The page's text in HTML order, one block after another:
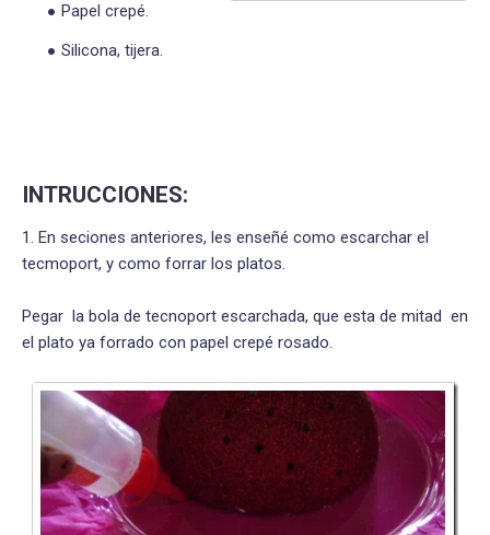
Papel crepé.
Silicona, tijera.
INTRUCCIONES:
1. En seciones anteriores, les enseñé como escarchar el
tecmoport, y como forrar los platos.
Pegar la bola de tecnoport escarchada, que esta de mitad en
el plato ya forrado con papel crepé rosado.